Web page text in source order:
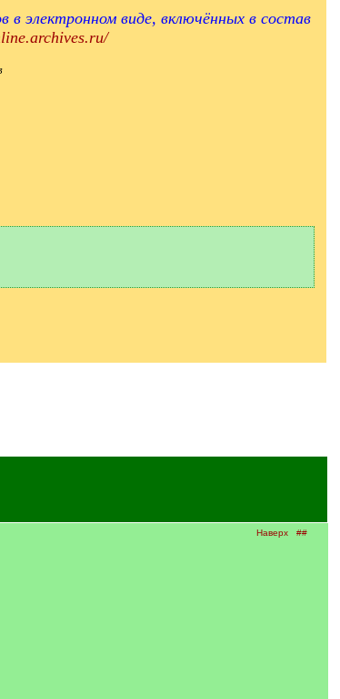
в электронном виде, включённых в состав
Наверх ##